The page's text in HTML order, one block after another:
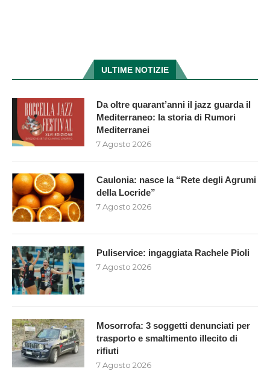
ULTIME NOTIZIE
Da oltre quarant’anni il jazz guarda il
Mediterraneo: la storia di Rumori
Mediterranei
7 Agosto 2026
Caulonia: nasce la “Rete degli Agrumi
della Locride”
7 Agosto 2026
Puliservice: ingaggiata Rachele Pioli
7 Agosto 2026
Mosorrofa: 3 soggetti denunciati per
trasporto e smaltimento illecito di
rifiuti
7 Agosto 2026